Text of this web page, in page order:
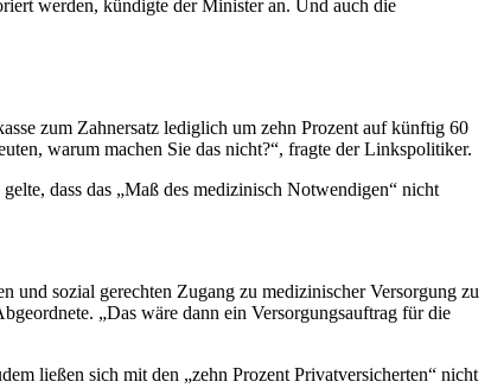
werden, kündigte der Minister an. Und auch die
zum Zahnersatz lediglich um zehn Prozent auf künftig 60
warum machen Sie das nicht?“, fragte der Linkspolitiker.
dass das „Maß des medizinisch Notwendigen“ nicht
und sozial gerechten Zugang zu medizinischer Versorgung zu
„Das wäre dann ein Versorgungsauftrag für die
ließen sich mit den „zehn Prozent Privatversicherten“ nicht